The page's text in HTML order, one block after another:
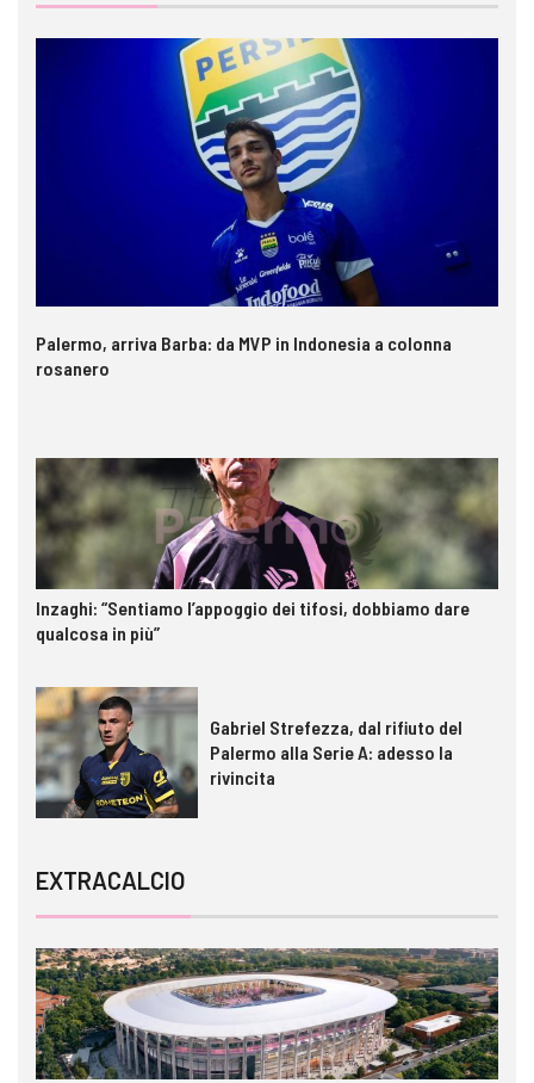
Palermo, arriva Barba: da MVP in Indonesia a colonna
rosanero
Inzaghi: “Sentiamo l’appoggio dei tifosi, dobbiamo dare
qualcosa in più”
Gabriel Strefezza, dal rifiuto del
Palermo alla Serie A: adesso la
rivincita
EXTRACALCIO